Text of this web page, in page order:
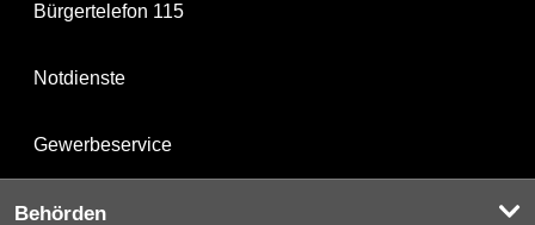
Bürgertelefon 115
Notdienste
Gewerbeservice
Behörden